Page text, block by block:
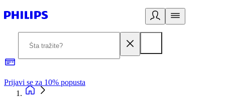
Prijavi se za 10% popusta